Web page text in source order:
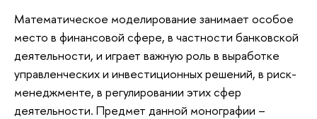
Математическое моделирование занимает особое
место в финансовой сфере, в частности банковской
деятельности, и играет важную роль в выработке
управленческих и инвестиционных решений, в риск-
менеджменте, в регулировании этих сфер
деятельности. Предмет данной монографии –